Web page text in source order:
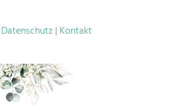
Datenschutz| Kontakt